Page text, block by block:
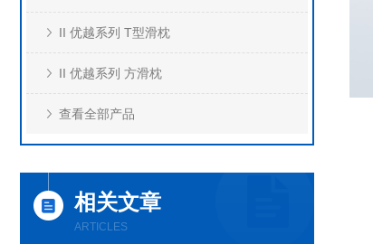
II 优越系列 T型滑枕
II 优越系列 方滑枕
查看全部产品
相关文章
ARTICLES